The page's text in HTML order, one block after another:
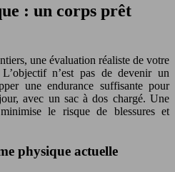
: un corps prêt
une évaluation réaliste de votre
n’est pas de devenir un
une endurance suffisante pour
avec un sac à dos chargé. Une
le risque de blessures et
physique actuelle